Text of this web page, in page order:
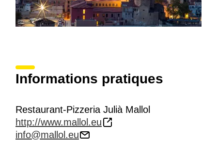
Informations pratiques
Restaurant-Pizzeria Julià Mallol
http://www.mallol.eu
info@mallol.eu